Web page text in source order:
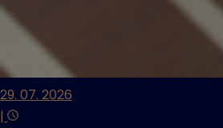
29. 07. 2026
|